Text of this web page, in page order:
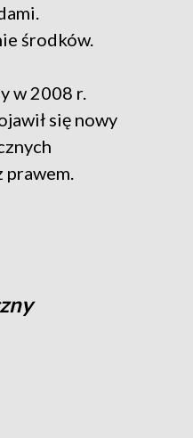
środków.
w 2008 r.
się nowy